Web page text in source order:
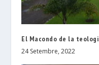
El Macondo de la
24 Setembre, 2022